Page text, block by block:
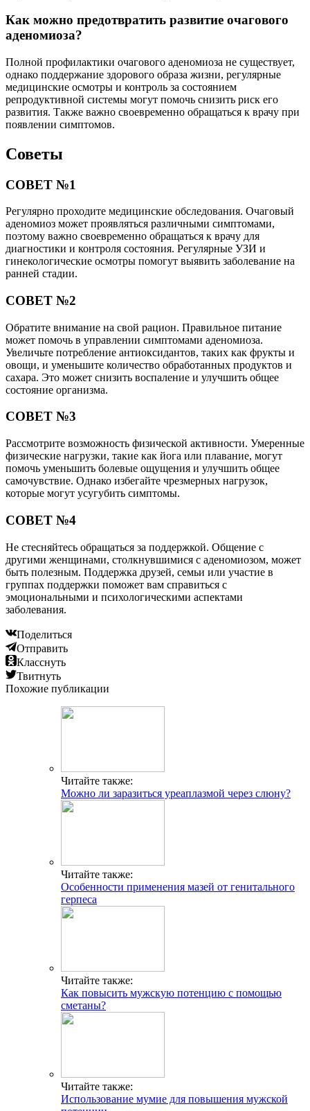
Как можно предотвратить развитие очагового
аденомиоза?
Полной профилактики очагового аденомиоза не существует,
однако поддержание здорового образа жизни, регулярные
медицинские осмотры и контроль за состоянием
репродуктивной системы могут помочь снизить риск его
развития. Также важно своевременно обращаться к врачу при
появлении симптомов.
Советы
СОВЕТ №1
Регулярно проходите медицинские обследования. Очаговый
аденомиоз может проявляться различными симптомами,
поэтому важно своевременно обращаться к врачу для
диагностики и контроля состояния. Регулярные УЗИ и
гинекологические осмотры помогут выявить заболевание на
ранней стадии.
СОВЕТ №2
Обратите внимание на свой рацион. Правильное питание
может помочь в управлении симптомами аденомиоза.
Увеличьте потребление антиоксидантов, таких как фрукты и
овощи, и уменьшите количество обработанных продуктов и
сахара. Это может снизить воспаление и улучшить общее
состояние организма.
СОВЕТ №3
Рассмотрите возможность физической активности. Умеренные
физические нагрузки, такие как йога или плавание, могут
помочь уменьшить болевые ощущения и улучшить общее
самочувствие. Однако избегайте чрезмерных нагрузок,
которые могут усугубить симптомы.
СОВЕТ №4
Не стесняйтесь обращаться за поддержкой. Общение с
другими женщинами, столкнувшимися с аденомиозом, может
быть полезным. Поддержка друзей, семьи или участие в
группах поддержки поможет вам справиться с
эмоциональными и психологическими аспектами
заболевания.
Поделиться
Отправить
Класснуть
Твитнуть
Похожие публикации
Читайте также:
Можно ли заразиться уреаплазмой через слюну?
Читайте также:
Особенности применения мазей от генитального
герпеса
Читайте также:
Как повысить мужскую потенцию с помощью
сметаны?
Читайте также:
Использование мумие для повышения мужской